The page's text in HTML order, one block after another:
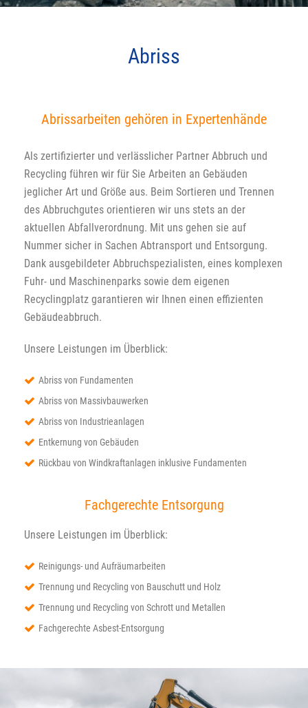
Abriss
Abrissarbeiten gehören in Expertenhände
Als zertifizierter und verlässlicher Partner Abbruch und
Recycling führen wir für Sie Arbeiten an Gebäuden
jeglicher Art und Größe aus. Beim Sortieren und Trennen
des Abbruchgutes orientieren wir uns stets an der
aktuellen Abfallverordnung. Mit uns gehen sie auf
Nummer sicher in Sachen Abtransport und Entsorgung.
Dank ausgebildeter Abbruchspezialisten, eines komplexen
Fuhr- und Maschinenparks sowie dem eigenen
Recyclingplatz garantieren wir Ihnen einen effizienten
Gebäudeabbruch.
Unsere Leistungen im Überblick:
Abriss von Fundamenten
Abriss von Massivbauwerken
Abriss von Industrieanlagen
Entkernung von Gebäuden
Rückbau von Windkraftanlagen inklusive Fundamenten
Fachgerechte Entsorgung
Unsere Leistungen im Überblick:
Reinigungs- und Aufräumarbeiten
Trennung und Recycling von Bauschutt und Holz
Trennung und Recycling von Schrott und Metallen
Fachgerechte Asbest-Entsorgung